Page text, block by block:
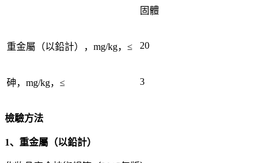
固體
重金屬（以鉛計），mg/kg，≤ 20
砷，mg/kg，≤ 3
檢驗方法
1、重金屬（以鉛計）